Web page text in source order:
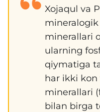
Xojaqul va
minerallari
ularning
qiymatiga
har ikki
minerallari
bilan birga